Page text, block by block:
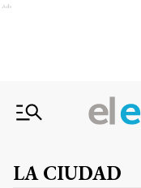
Ads
LA CIUDAD